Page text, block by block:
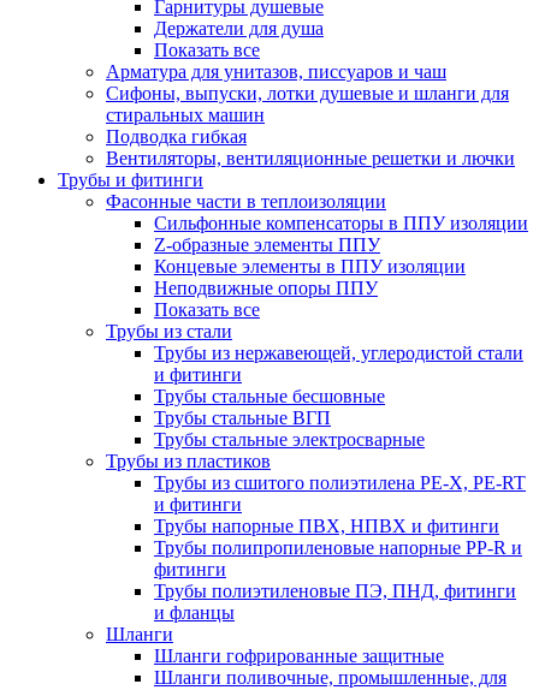
Гарнитуры душевые
Держатели для душа
Показать все
Арматура для унитазов, писсуаров и чаш
Сифоны, выпуски, лотки душевые и шланги для
стиральных машин
Подводка гибкая
Вентиляторы, вентиляционные решетки и лючки
Трубы и фитинги
Фасонные части в теплоизоляции
Cильфонные компенсаторы в ППУ изоляции
Z-образные элементы ППУ
Концевые элементы в ППУ изоляции
Неподвижные опоры ППУ
Показать все
Трубы из стали
Трубы из нержавеющей, углеродистой стали
и фитинги
Трубы стальные бесшовные
Трубы стальные ВГП
Трубы стальные электросварные
Трубы из пластиков
Трубы из сшитого полиэтилена PE-X, PE-RT
и фитинги
Трубы напорные ПВХ, НПВХ и фитинги
Трубы полипропиленовые напорные PP-R и
фитинги
Трубы полиэтиленовые ПЭ, ПНД, фитинги
и фланцы
Шланги
Шланги гофрированные защитные
Шланги поливочные, промышленные, для